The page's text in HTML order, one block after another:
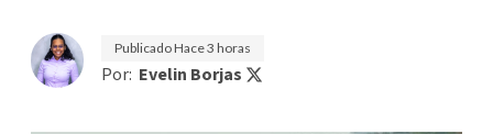
PublicadoHace 3 horas
Por: Evelin Borjas